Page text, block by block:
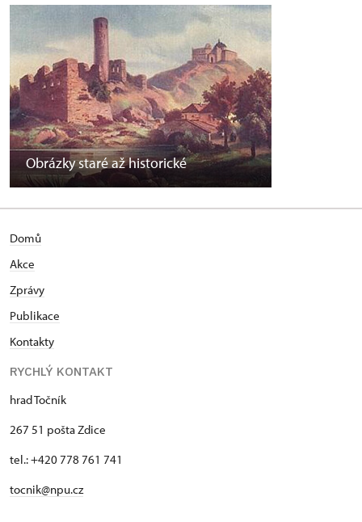
Obrázky staré až historické
Domů
Akce
Zprávy
Publikace
Kontakty
RYCHLÝ KONTAKT
hrad Točník
267 51 pošta Zdice
tel.: +420 778 761 741
tocnik@npu.cz